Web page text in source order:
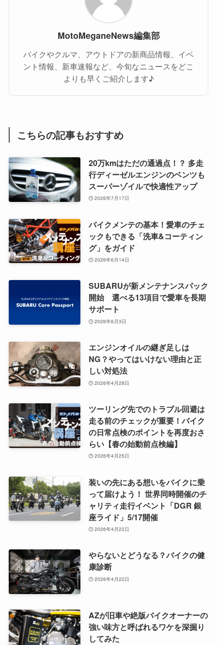
MotoMeganeNews編集部
バイクやクルマ、アウトドアの新商品情報、イベ
ント情報、新車速報など、今旬なニュースをどこ
よりも早くご紹介します♪
こちらの記事もおすすめ
20万kmはただの通過点！？ 多走
行ディーゼルエンジンのベンツも
スーパーゾイルで快適性アップ
2026年7月17日
バイクメンテの基本！愛車のチェ
ックもできる「洗車&コーティン
グ」をガイド
2026年6月14日
SUBARUが新メンテナンスパック
開始 選べる13項目で愛車を長期
サポート
2026年6月3日
エンジンオイルの継ぎ足しは
NG？やってはいけない理由と正
しい対処法
2026年4月28日
ツーリング先でのトラブル回避は
走る前のチェックが重要！バイク
の日常点検のポイントを再度おさ
らい【春の始動前点検編】
2026年4月25日
装いの先にある想いをバイクに乗
って届けよう！ 世界同時開催のチ
ャリティ走行イベント「DGR 銀
座ライド」5/17開催
2026年4月22日
やらないとどうなる？バイクの健
康診断
2026年4月22日
AZが旧車や絶版バイクオーナーの
強い味方と呼ばれるワケを深掘り
してみた